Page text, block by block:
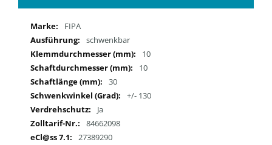
Mehr
Informationen
FIPA
schwenkbar
10
10
30
+/- 130
Ja
84662098
27389290